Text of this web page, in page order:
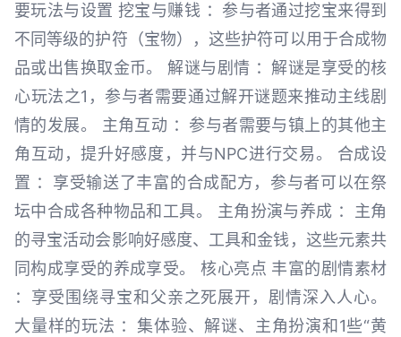
要玩法与设置 挖宝与赚钱 ：参与者通过挖宝来得到
不同等级的护符（宝物），这些护符可以用于合成物
品或出售换取金币。 解谜与剧情 ：解谜是享受的核
心玩法之1，参与者需要通过解开谜题来推动主线剧
情的发展。 主角互动 ：参与者需要与镇上的其他主
角互动，提升好感度，并与NPC进行交易。 合成设
置 ：享受输送了丰富的合成配方，参与者可以在祭
坛中合成各种物品和工具。 主角扮演与养成 ：主角
的寻宝活动会影响好感度、工具和金钱，这些元素共
同构成享受的养成享受。 核心亮点 丰富的剧情素材
：享受围绕寻宝和父亲之死展开，剧情深入人心。
大量样的玩法 ：集体验、解谜、主角扮演和1些“黄